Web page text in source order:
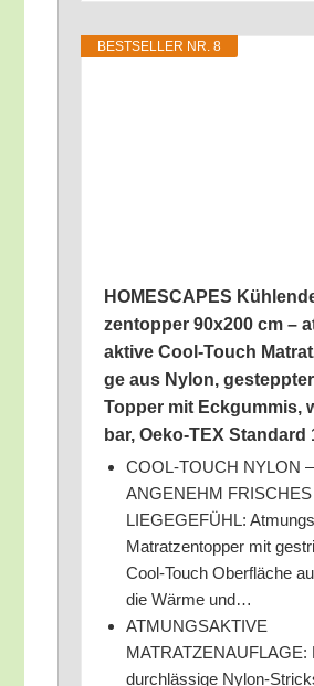
BEST­SEL­LER NR. 8
HOMESCAPES
zen­top­per 90x200 cm –
ak­ti­ve Cool-Touch
ge aus Nylon,
Top­per mit Eck­gum­mis,
bar, Oeko-TEX Stan­dard
COOL-TOUCH NYLON –
ANGENEHM FRISCHES
LIEGEGEFÜHL:
Matrat­zen­top­per mit
Cool-Touch Ober­flä­che
die Wär­me und…
ATMUNGSAKTIVE
durch­läs­si­ge Nylon-